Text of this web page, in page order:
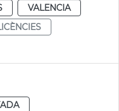
VALENCIA